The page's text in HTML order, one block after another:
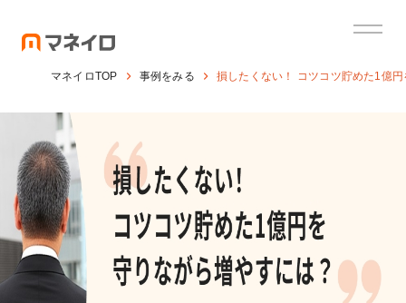
マネイロTOP 事例をみる 損したくない！ コツコツ貯めた1億